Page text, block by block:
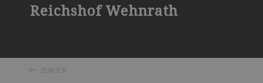
Reichshof Wehnrath
ZURÜCK